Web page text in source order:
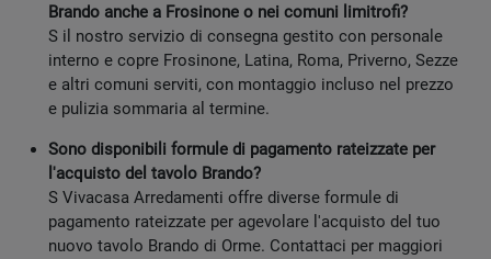
Brando anche a Frosinone o nei comuni limitrofi?
S il nostro servizio di consegna gestito con personale
interno e copre Frosinone, Latina, Roma, Priverno, Sezze
e altri comuni serviti, con montaggio incluso nel prezzo
e pulizia sommaria al termine.
Sono disponibili formule di pagamento rateizzate per
l'acquisto del tavolo Brando?
S Vivacasa Arredamenti offre diverse formule di
pagamento rateizzate per agevolare l'acquisto del tuo
nuovo tavolo Brando di Orme. Contattaci per maggiori